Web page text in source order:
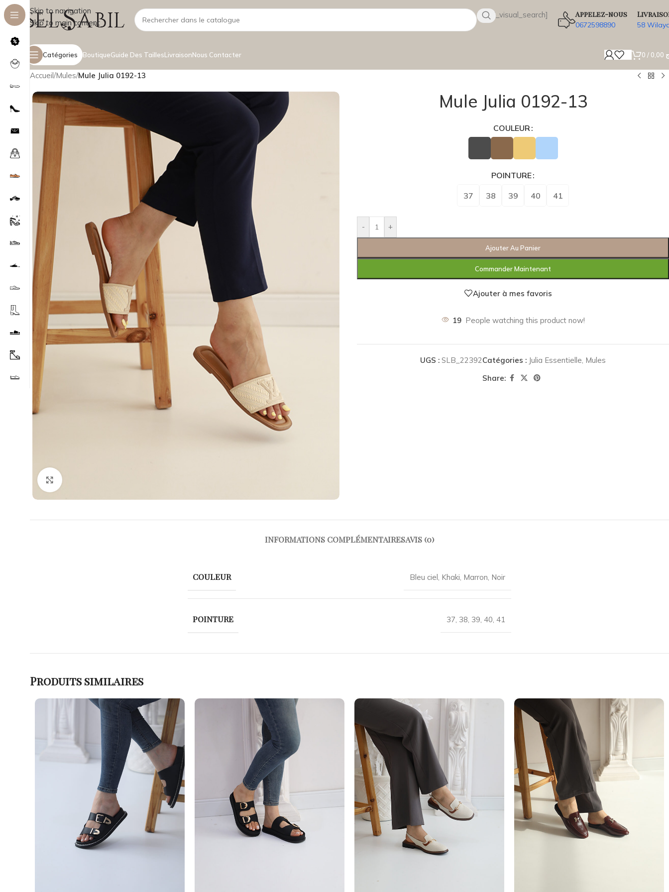
Skip to navigation
Skip to main content
[wsbi_visual_search] Appelez-nous
0672598890 58
Catégories BoutiqueGuide Des TaillesLivraisonNous Contacter 0 /
Accueil/Mules/Mule Julia 0192-13
Mule Julia 0192-13
COULEUR
POINTURE
37 38 39 40 41
- +
Ajouter Au Panier
Commander Maintenant
Ajouter à mes favoris
19 People watching this product now!
UGS : SLB_22392Catégories : Julia Essentielle, Mules
Share:
INFORMATIONS COMPLÉMENTAIRESAVIS (0)
COULEUR Bleu ciel, Khaki, Marron, Noir
POINTURE 37, 38, 39, 40, 41
Produits similaires